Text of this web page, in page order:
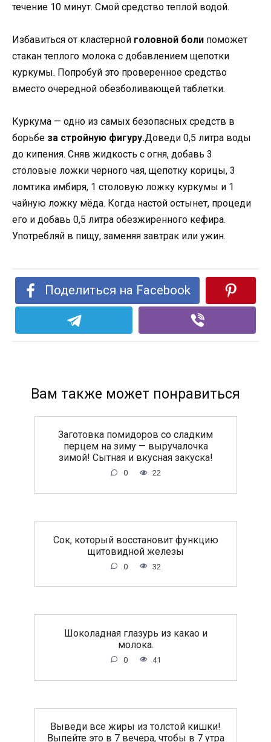
течение 10 минут. Смой средство теплой водой.
Избавиться от кластерной головной боли поможет
стакан теплого молока с добавлением щепотки
куркумы. Попробуй это проверенное средство
вместо очередной обезболивающей таблетки.
Куркума — одно из самых безопасных средств в
борьбе за стройную фигуру.Доведи 0,5 литра воды
до кипения. Сняв жидкость с огня, добавь 3
столовые ложки черного чая, щепотку корицы, 3
ломтика имбиря, 1 столовую ложку куркумы и 1
чайную ложку мёда. Когда настой остынет, процеди
его и добавь 0,5 литра обезжиренного кефира.
Употребляй в пищу, заменяя завтрак или ужин.
Поделиться на Facebook
Вам также может понравиться
Заготовка помидоров со сладким
перцем на зиму — выручалочка
зимой! Сытная и вкусная закуска!
0 22
Сок, который восстановит функцию
щитовидной железы
0 32
Шоколадная глазурь из какао и
молока.
0 41
Выведи все жиры из толстой кишки!
Выпейте это в 7 вечера, чтобы в 7 утра